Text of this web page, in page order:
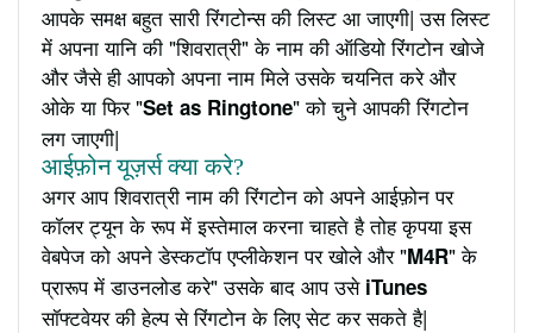
आपके समक्ष बहुत सारी रिंगटोन्स की लिस्ट आ जाएगी| उस लिस्ट
में अपना यानि की "शिवरात्री" के नाम की ऑडियो रिंगटोन खोजे
और जैसे ही आपको अपना नाम मिले उसके चयनित करे और
ओके या फिर "Set as Ringtone" को चुने आपकी रिंगटोन
लग जाएगी|
आईफ़ोन यूज़र्स क्या करे?
अगर आप शिवरात्री नाम की रिंगटोन को अपने आईफ़ोन पर
कॉलर ट्यून के रूप में इस्तेमाल करना चाहते है तोह कृपया इस
वेबपेज को अपने डेस्कटॉप एप्लीकेशन पर खोले और "M4R" के
प्रारूप में डाउनलोड करे" उसके बाद आप उसे iTunes
सॉफ्टवेयर की हेल्प से रिंगटोन के लिए सेट कर सकते है|